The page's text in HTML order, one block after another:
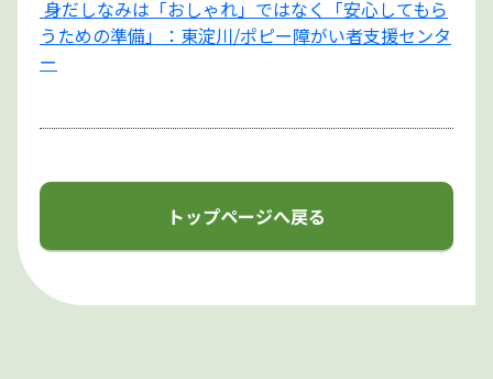
身だしなみは「おしゃれ」ではなく「安心してもら
うための準備」：東淀川/ポピー障がい者支援センタ
ー
トップページへ戻る